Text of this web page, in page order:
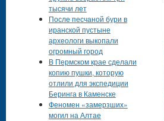
тысячи лет
После песчаной бури в
иранской пустыне
археологи выкопали
огромный город
В Пермском крае сделали
копию пушки, которую
отлили для экспедиции
Беринга в Каменске
Феномен «замерзших»
могил на Алтае